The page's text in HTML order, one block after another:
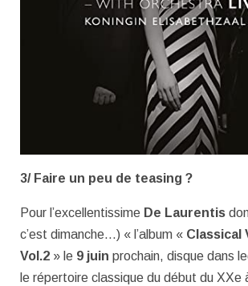
3/ Faire un peu de teasing ?
Pour l’excellentissime De Laurentis
c’est dimanche…) « l’album « Classical
Vol.2 » le 9 juin prochain, disque dans
le répertoire classique du début du XXe